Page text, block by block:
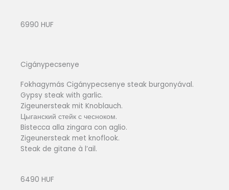
6990 HUF
Cigánypecsenye
Fokhagymás Cigánypecsenye steak burgonyával.
Gypsy steak with garlic.
Zigeunersteak mit Knoblauch.
Цыганский стейк с чесноком.
Bistecca alla zingara con aglio.
Zigeunersteak met knoflook.
Steak de gitane à l’ail.
6490 HUF